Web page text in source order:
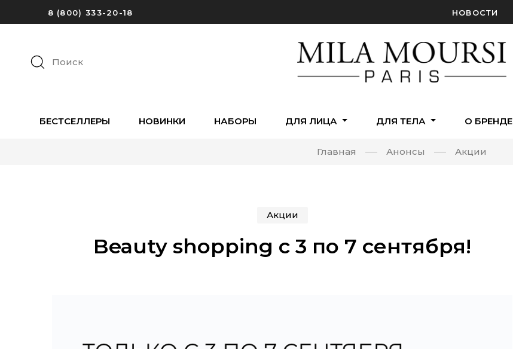
8 (800) 333-20-18 НОВОСТИ
Поиск
БЕСТСЕЛЛЕРЫ НОВИНКИ НАБОРЫ ДЛЯ ЛИЦА ДЛЯ ТЕЛА О БРЕНДЕ
Главная Анонсы Акции
Акции
Beauty shopping с 3 по 7 сентября!